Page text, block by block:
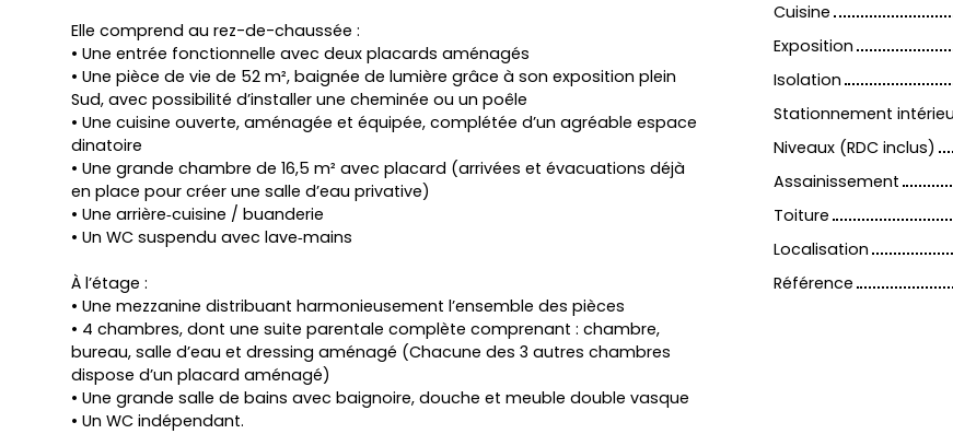
Elle comprend au rez-de-chaussée :
• Une entrée fonctionnelle avec deux placards aménagés
• Une pièce de vie de 52 m², baignée de lumière grâce à son exposition plein
Sud, avec possibilité d’installer une cheminée ou un poêle
• Une cuisine ouverte, aménagée et équipée, complétée d’un agréable espace
dinatoire
• Une grande chambre de 16,5 m² avec placard (arrivées et évacuations déjà
en place pour créer une salle d’eau privative)
• Une arrière‑cuisine / buanderie
• Un WC suspendu avec lave‑mains
À l’étage :
• Une mezzanine distribuant harmonieusement l’ensemble des pièces
• 4 chambres, dont une suite parentale complète comprenant : chambre,
bureau, salle d’eau et dressing aménagé (Chacune des 3 autres chambres
dispose d’un placard aménagé)
• Une grande salle de bains avec baignoire, douche et meuble double vasque
• Un WC indépendant.
Cuisine
Exposition
Isolation
Stationnement
Niveaux (RDC inclus)
Assainissement
Toiture
Localisation
Référence